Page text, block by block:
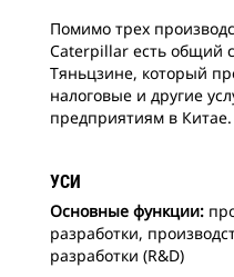
Помимо трех
Caterpillar есть общий
Тяньцзине, который
налоговые и другие
предприятиям в Китае.
УСИ
Основные функции:
разработки,
разработки (R&D)